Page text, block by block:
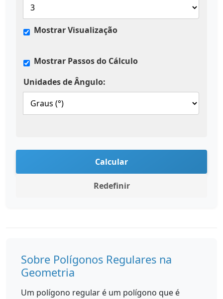
Mostrar Visualização
Mostrar Passos do Cálculo
Unidades de Ângulo:
Calcular
Redefinir
Sobre Polígonos Regulares na
Geometria
Um polígono regular é um polígono que é